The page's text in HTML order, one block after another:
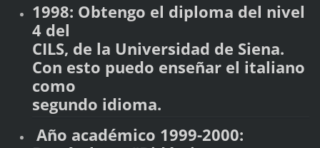
1998: Obtengo el diploma del nivel
4 del
CILS, de la Universidad de Siena.
Con esto puedo enseñar el italiano
como
segundo idioma.
Año académico 1999-2000: